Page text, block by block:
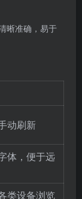
晰准确，易于
动刷新
体，便于远
类设备浏览